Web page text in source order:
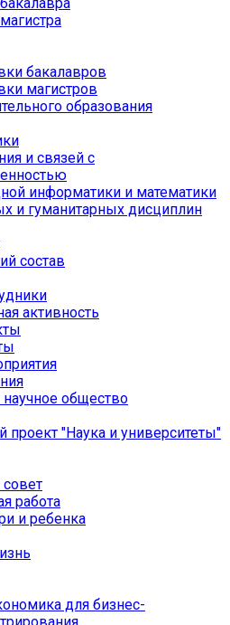
бакалавров
магистров
образования
и связей с
информатики и математики
и гуманитарных дисциплин
состав
активность
общество
проект "Наука и университеты"
работа
и ребенка
для бизнес-